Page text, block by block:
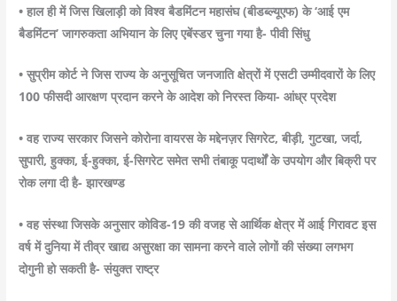
• हाल ही में जिस खिलाड़ी को विश्व बैडमिंटन महासंघ (बीडब्ल्यूएफ) के ‘आई एम
बैडमिंटन’ जागरुकता अभियान के लिए एबेंस्डर चुना गया है- पीवी सिंधु
• सुप्रीम कोर्ट ने जिस राज्य के अनुसूचित जनजाति क्षेत्रों में एसटी उम्मीदवारों के लिए
100 फीसदी आरक्षण प्रदान करने के आदेश को निरस्त किया- आंध्र प्रदेश
• वह राज्य सरकार जिसने कोरोना वायरस के मद्देनज़र सिगरेट, बीड़ी, गुटखा, जर्दा,
सुपारी, हुक्का, ई-हुक्का, ई-सिगरेट समेत सभी तंबाकू पदार्थों के उपयोग और बिक्री पर
रोक लगा दी है- झारखण्ड
• वह संस्था जिसके अनुसार कोविड-19 की वजह से आर्थिक क्षेत्र में आई गिरावट इस
वर्ष में दुनिया में तीव्र खाद्य असुरक्षा का सामना करने वाले लोगों की संख्या लगभग
दोगुनी हो सकती है- संयुक्त राष्ट्र